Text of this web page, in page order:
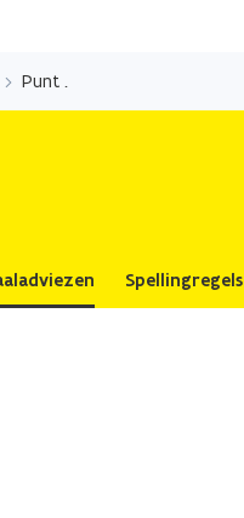
Punt .
Spellingregels